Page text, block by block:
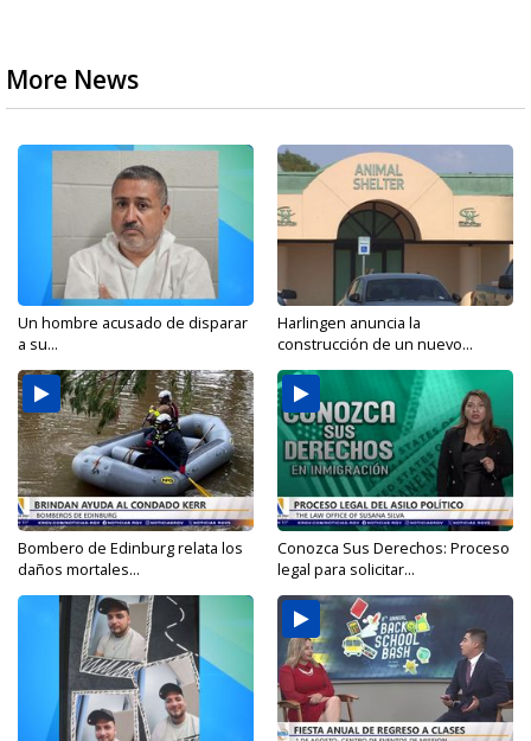
More News
Un hombre acusado de disparar
a su...
Harlingen anuncia la
construcción de un nuevo...
Bombero de Edinburg relata los
daños mortales...
Conozca Sus Derechos: Proceso
legal para solicitar...